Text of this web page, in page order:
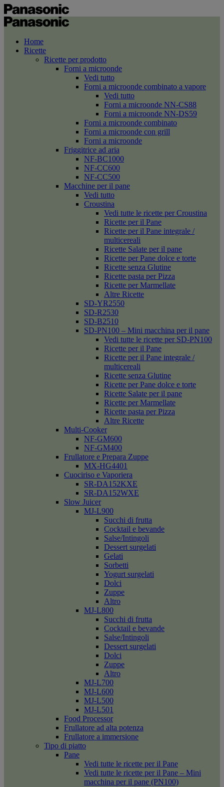
Home
Ricette
Ricette per prodotto
Forni a microonde
Vedi tutto
Forni a microonde combinato a vapore
Vedi tutto
Forni a microonde NN-CS88
Forni a microonde NN-DS59
Forni a microonde combinato
Forni a microonde con grill
Forni a microonde
Friggitrice ad aria
NF-BC1000
NF-CC600
NF-CC500
Macchine per il pane
Vedi tutto
Croustina
Vedi tutte le ricette per Croustina
Ricette per il Pane
Ricette per il Pane integrale /
multicereali
Ricette Salate per il pane
Ricette per Pane dolce e torte
Ricette senza Glutine
Ricette pasta per Pizza
Ricette per Marmellate
Altre Ricette
SD-YR2550
SD-R2530
SD-B2510
SD-PN100 – Mini macchina per il pane
Vedi tutte le ricette per SD-PN100
Ricette per il Pane
Ricette per il Pane integrale /
multicereali
Ricette senza Glutine
Ricette per Pane dolce e torte
Ricette Salate per il pane
Ricette per Marmellate
Ricette pasta per Pizza
Altre Ricette
Multi-Cooker
NF-GM600
NF-GM400
Frullatore e Prepara Zuppe
MX-HG4401
Cuociriso e Vaporiera
SR-DA152KXE
SR-DA152WXE
Slow Juicer
MJ-L900
Succhi di frutta
Cocktail e bevande
Salse/Intingoli
Dessert surgelati
Gelati
Sorbetti
Yogurt surgelati
Dolci
Zuppe
Altro
MJ-L800
Succhi di frutta
Cocktail e bevande
Salse/Intingoli
Dessert surgelati
Dolci
Zuppe
Altro
MJ-L700
MJ-L600
MJ-L500
MJ-L501
Food Processor
Frullatore ad alta potenza
Frullatore a immersione
Tipo di piatto
Pane
Vedi tutte le ricette per il Pane
Vedi tutte le ricette per il Pane – Mini
macchina per il pane (PN100)